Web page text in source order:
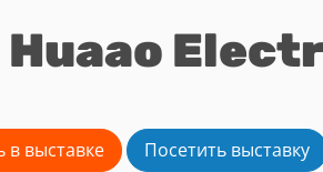
в выставке Посетить выставку